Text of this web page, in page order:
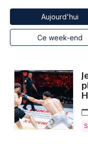
Grands
Activité &
Foires & salons
Spectacles
Concerts
Lille
Lyon
Marseille
Mulhouse
Montpellier
Nantes
Nice
Aujourd'hui
Ce week-end
Aujourd'hui
Demain